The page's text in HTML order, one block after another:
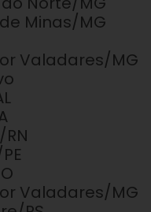
Minas/MG
Valadares/MG
Valadares/MG